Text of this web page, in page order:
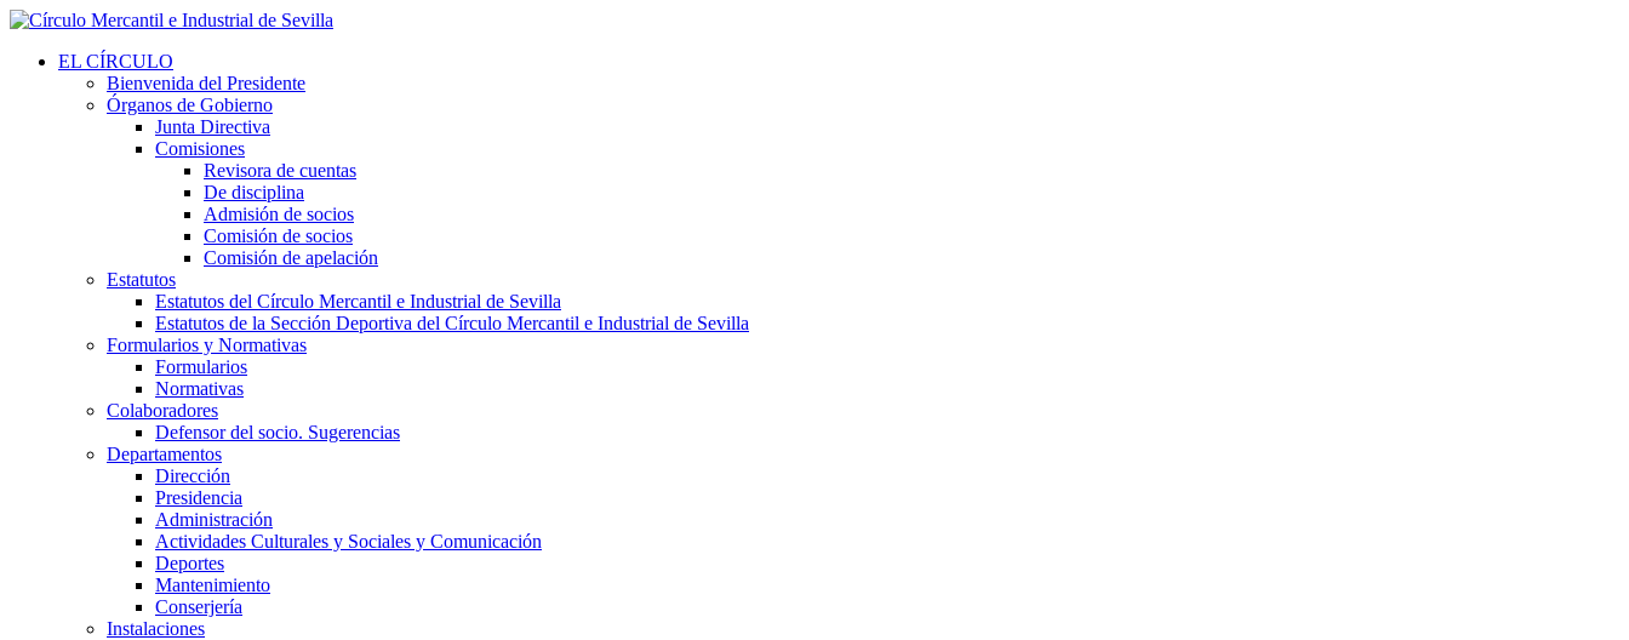
EL CÍRCULO
Bienvenida del Presidente
Órganos de Gobierno
Junta Directiva
Comisiones
Revisora de cuentas
De disciplina
Admisión de socios
Comisión de socios
Comisión de apelación
Estatutos
Estatutos del Círculo Mercantil e Industrial de Sevilla
Estatutos de la Sección Deportiva del Círculo Mercantil e Industrial de Sevilla
Formularios y Normativas
Formularios
Normativas
Colaboradores
Defensor del socio. Sugerencias
Departamentos
Dirección
Presidencia
Administración
Actividades Culturales y Sociales y Comunicación
Deportes
Mantenimiento
Conserjería
Instalaciones